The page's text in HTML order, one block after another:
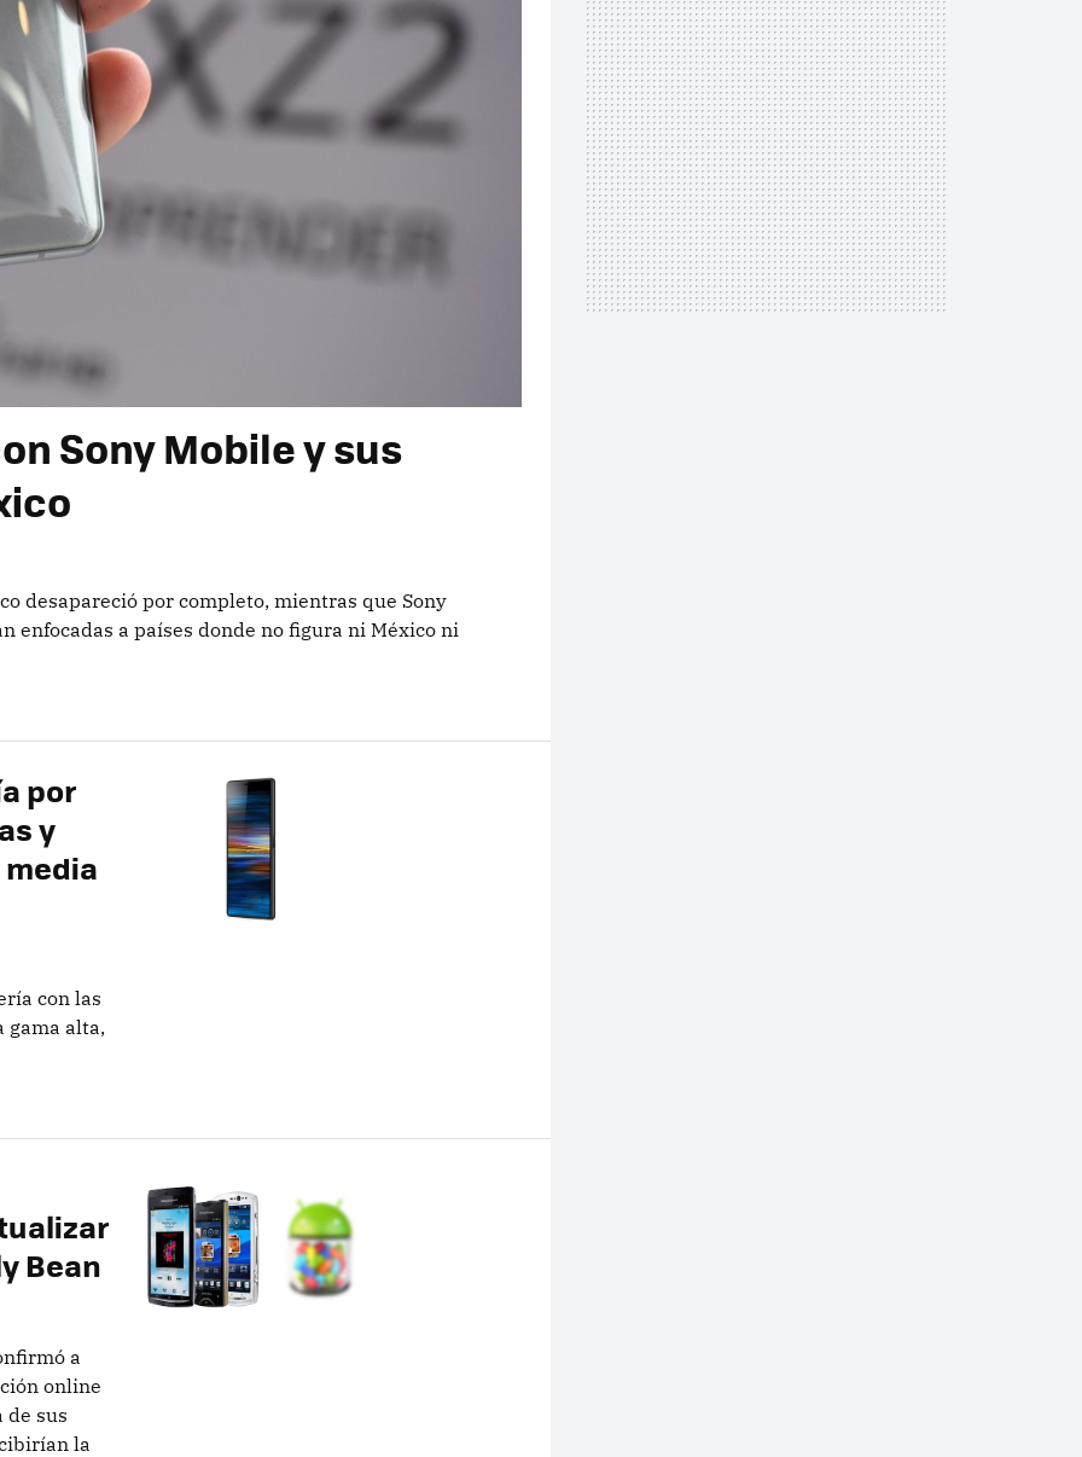
Sony Mobile y sus
desapareció por completo, mientras que Sony
enfocadas a países donde no figura ni México ni
por
y
con las
gama alta,
Bean
a
online
de sus
la